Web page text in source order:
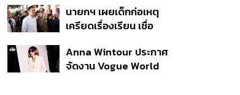
นายกฯ เผยเด็กก่อเหตุ
เครียดเรื่องเรียน เชื่อ
กระสุนอีกกว่า 30 นัด หาก
ไม่จบชีวิตตัวเองอาจสูญ
Anna Wintour ประกาศ
จัดงาน Vogue World